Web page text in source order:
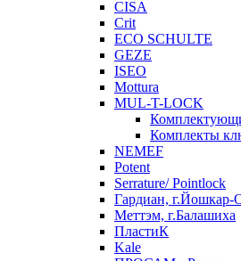
CISA
Crit
ECO SCHULTE
GEZE
ISEO
Mottura
MUL-T-LOCK
Комплекты
NEMEF
Potent
Serrature/ Pointlock
Гардиан, г.Йошкар-
Меттэм, г.Балашиха
ПластиК
Kale